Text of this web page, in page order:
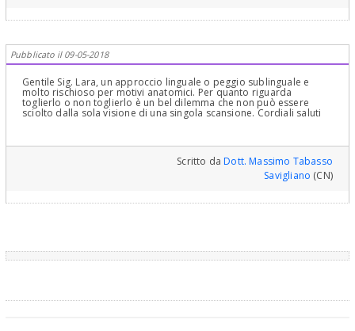
Pubblicato il 09-05-2018
Gentile Sig. Lara, un approccio linguale o peggio sublinguale e
molto rischioso per motivi anatomici. Per quanto riguarda
toglierlo o non toglierlo è un bel dilemma che non può essere
sciolto dalla sola visione di una singola scansione. Cordiali saluti
Scritto daDott. Massimo Tabasso
Savigliano (CN)